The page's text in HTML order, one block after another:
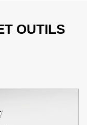
OUTILS